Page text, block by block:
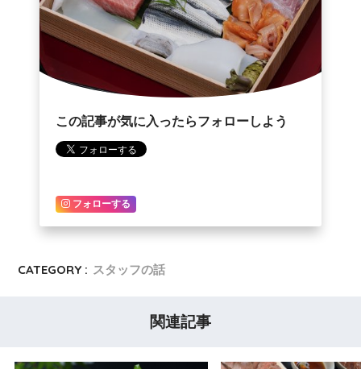
この記事が気に入ったらフォローしよう
フォローする
CATEGORY : スタッフの話
関連記事